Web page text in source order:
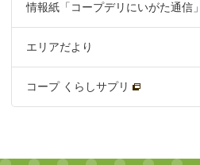
情報紙「コープデリにいがた通信」
エリアだより
コープ くらしサプリ